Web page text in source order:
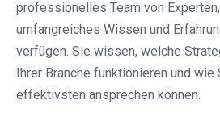
professionelles Team von
umfangreiches Wissen und
verfügen. Sie wissen, welche
Ihrer Branche funktionieren und
effektivsten ansprechen können.